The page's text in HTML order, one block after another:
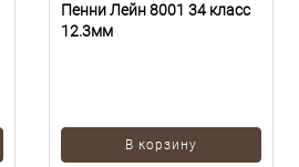
Пенни Лейн 8001 34 класс
12.3мм
В корзину